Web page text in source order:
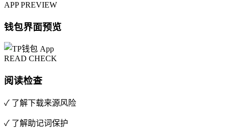
APP PREVIEW
钱包界面预览
READ CHECK
阅读检查
✓ 了解下载来源风险
✓ 了解助记词保护